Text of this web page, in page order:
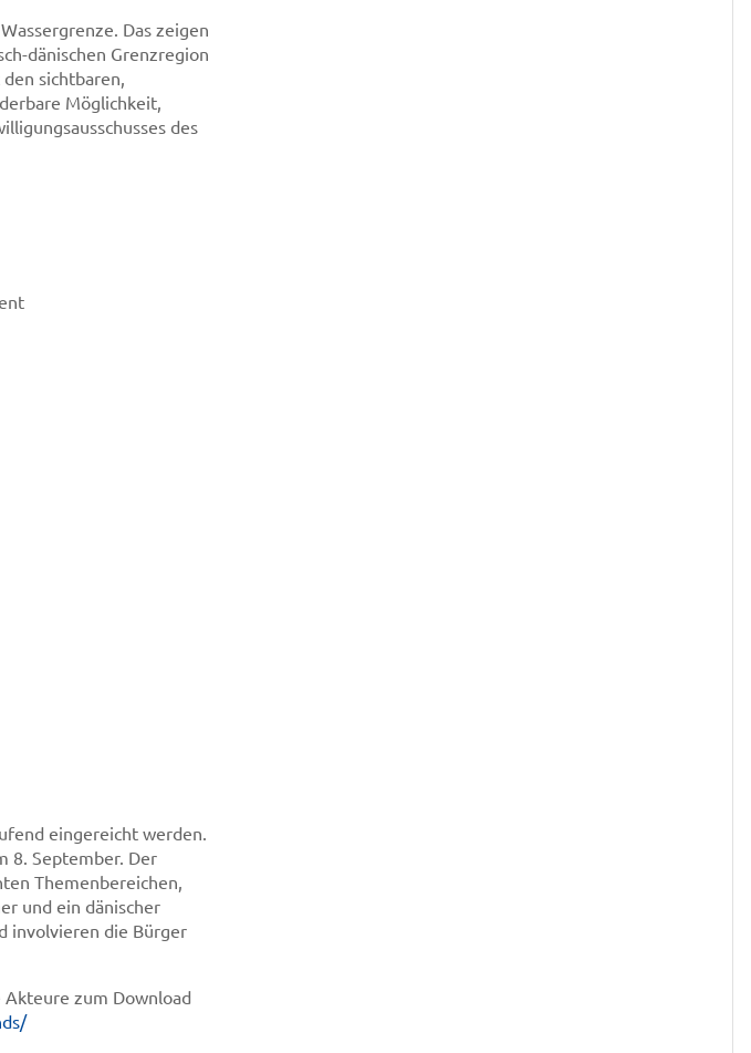
Das zeigen
dänischen Grenzregion
sichtbaren,
Möglichkeit,
des
eingereicht werden.
8. September. Der
Themenbereichen,
und ein dänischer
involvieren die Bürger
zum Download